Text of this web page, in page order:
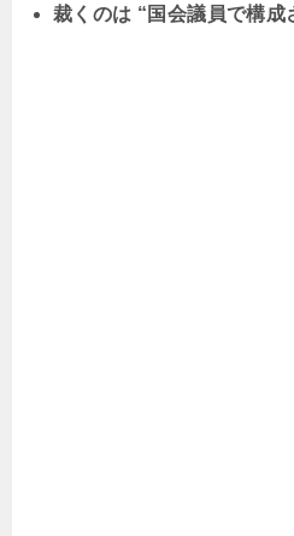
裁くのは “国会議員で構成